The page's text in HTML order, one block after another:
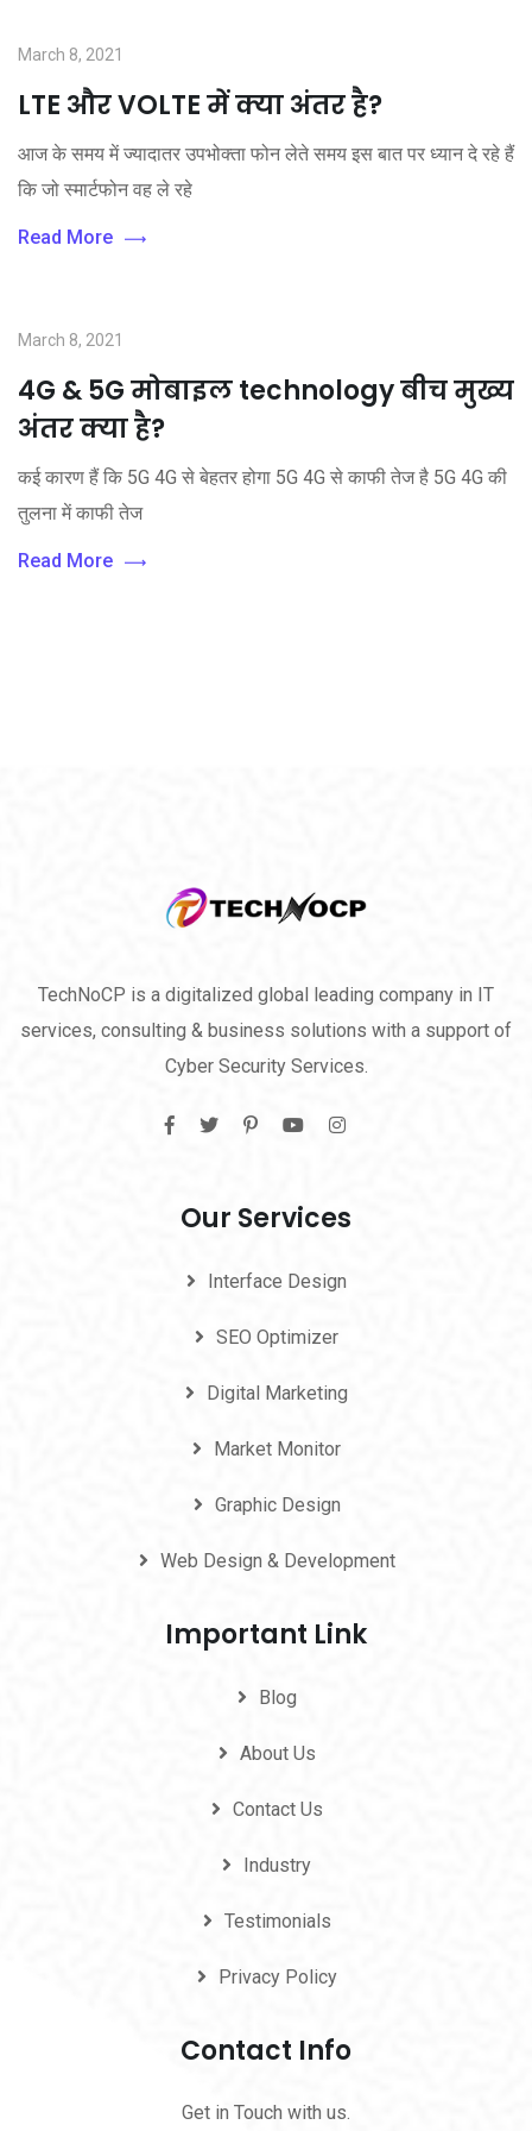
March 8, 2021
LTE और VOLTE में क्या अंतर है?
आज के समय में ज्यादातर उपभोक्ता फोन लेते समय इस बात पर ध्यान दे रहे हैं
कि जो स्मार्टफोन वह ले रहे
Read More
March 8, 2021
4G & 5G मोबाइल technology बीच मुख्य
अंतर क्या है?
कई कारण हैं कि 5G 4G से बेहतर होगा 5G 4G से काफी तेज है 5G 4G की
तुलना में काफी तेज
Read More
TechNoCP is a digitalized global leading company in IT
services, consulting & business solutions with a support of
Cyber Security Services.
Our Services
Interface Design
SEO Optimizer
Digital Marketing
Market Monitor
Graphic Design
Web Design & Development
Important Link
Blog
About Us
Contact Us
Industry
Testimonials
Privacy Policy
Contact Info
Get in Touch with us.